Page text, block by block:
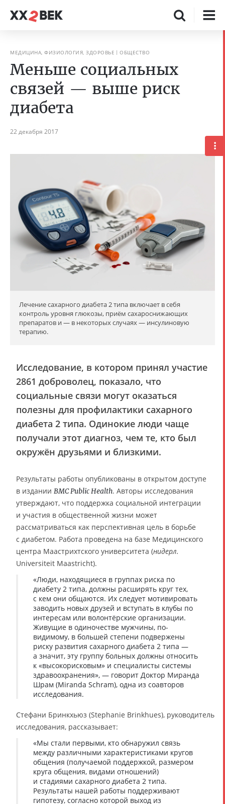
МЕДИЦИНА, ФИЗИОЛОГИЯ, ЗДОРОВЬЕ ОБЩЕСТВО
Меньше социальных
связей — выше риск
диабета
22 декабря 2017
Лечение сахарного диабета 2 типа включает в себя
контроль уровня глюкозы, приём сахароснижающих
препаратов и — в некоторых случаях — инсулиновую
терапию.
Исследование, в котором принял участие
2861 доброволец, показало, что
социальные связи могут оказаться
полезны для профилактики сахарного
диабета 2 типа. Одинокие люди чаще
получали этот диагноз, чем те, кто был
окружён друзьями и близкими.
Результаты работы опубликованы в открытом доступе
в издании BMC Public Health. Авторы исследования
утверждают, что поддержка социальной интеграции
и участия в общественной жизни может
рассматриваться как перспективная цель в борьбе
с диабетом. Работа проведена на базе Медицинского
центра Маастрихтского университета (нидерл.
Universiteit Maastricht).
«Люди, находящиеся в группах риска по
диабету 2 типа, должны расширять круг тех,
с кем они общаются. Их следует мотивировать
заводить новых друзей и вступать в клубы по
интересам или волонтёрские организации.
Живущие в одиночестве мужчины, по-
видимому, в большей степени подвержены
риску развития сахарного диабета 2 типа —
а значит, эту группу больных должны относить
к «высокорисковым» и специалисты системы
здравоохранения», — говорит Доктор Миранда
Шрам (Miranda Schram), одна из соавторов
исследования.
Стефани Бринкхьюз (Stephanie Brinkhues), руководитель
исследования, рассказывает:
«Мы стали первыми, кто обнаружил связь
между различными характеристиками кругов
общения (получаемой поддержкой, размером
круга общения, видами отношений)
и стадиями сахарного диабета 2 типа.
Результаты нашей работы поддерживают
гипотезу, согласно которой выход из